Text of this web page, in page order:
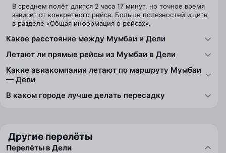
В среднем полёт длится 2 часа 17 минут, но точное время
зависит от конкретного рейса. Больше полезностей ищите
в разделе «Общая информация о рейсах».
Какое расстояние между Мумбаи и Дели
Летают ли прямые рейсы из Мумбаи в Дели
Какие авиакомпании летают по маршруту Мумбаи
— Дели
В каком городе лучше делать пересадку
Другие перелёты
Перелёты в Дели